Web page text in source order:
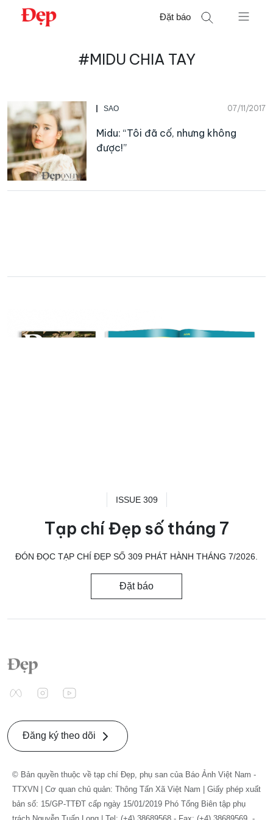
Chuyển
Đặt báo
#MIDU CHIA TAY
SAO 07/11/2017
Midu: “Tôi đã cố, nhưng không
được!”
ISSUE 309
Tạp chí Đẹp số tháng 7
ĐÓN ĐỌC TẠP CHÍ ĐẸP SỐ 309 PHÁT HÀNH THÁNG 7/2026.
Đặt báo
Đăng ký theo dõi
© Bản quyền thuộc về tạp chí Đẹp, phụ san của Báo Ảnh Việt Nam -
TTXVN | Cơ quan chủ quản: Thông Tấn Xã Việt Nam | Giấy phép xuất
bản số: 15/GP-TTĐT cấp ngày 15/01/2019 Phó Tổng Biên tập phụ